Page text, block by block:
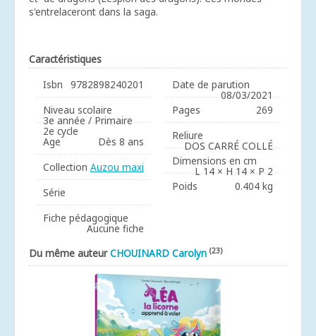
s'entrelaceront dans la saga.
Caractéristiques
Isbn
9782898240201
Niveau scolaire
3e année / Primaire
2e cycle
Age
Dès 8 ans
Collection Auzou maxi
Série
Fiche pédagogique
Aucune fiche
Date de parution
08/03/2021
Pages
269
Reliure
DOS CARRÉ COLLÉ
Dimensions en cm
L 14 × H 14 × P 2
Poids
0.404 kg
Du même auteurCHOUINARD Carolyn (23)